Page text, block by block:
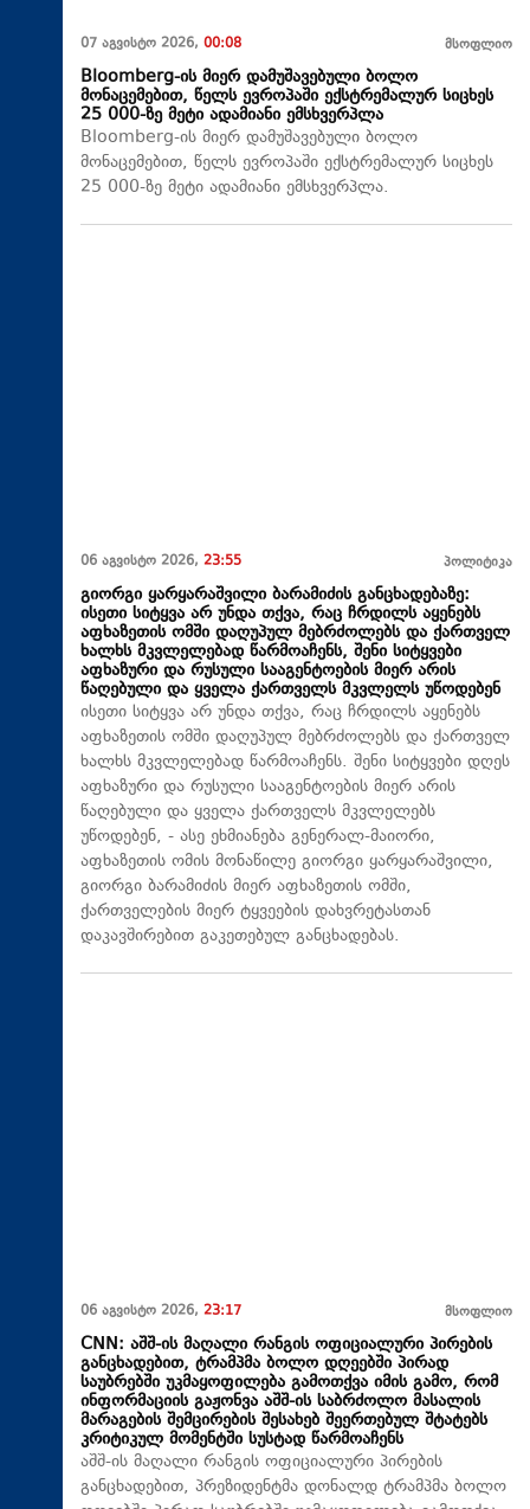
07 აგვისტო 2026, 00:08 მსოფლიო
Bloomberg-ის მიერ დამუშავებული ბოლო
მონაცემებით, წელს ევროპაში ექსტრემალურ სიცხეს
25 000-ზე მეტი ადამიანი ემსხვერპლა
Bloomberg-ის მიერ დამუშავებული ბოლო
მონაცემებით, წელს ევროპაში ექსტრემალურ სიცხეს
25 000-ზე მეტი ადამიანი ემსხვერპლა.
06 აგვისტო 2026, 23:55 პოლიტიკა
გიორგი ყარყარაშვილი ბარამიძის განცხადებაზე:
ისეთი სიტყვა არ უნდა თქვა, რაც ჩრდილს აყენებს
აფხაზეთის ომში დაღუპულ მებრძოლებს და ქართველ
ხალხს მკვლელებად წარმოაჩენს, შენი სიტყვები
აფხაზური და რუსული სააგენტოების მიერ არის
წაღებული და ყველა ქართველს მკვლელს უწოდებენ
ისეთი სიტყვა არ უნდა თქვა, რაც ჩრდილს აყენებს
აფხაზეთის ომში დაღუპულ მებრძოლებს და ქართველ
ხალხს მკვლელებად წარმოაჩენს. შენი სიტყვები დღეს
აფხაზური და რუსული სააგენტოების მიერ არის
წაღებული და ყველა ქართველს მკვლელებს
უწოდებენ, - ასე ეხმიანება გენერალ-მაიორი,
აფხაზეთის ომის მონაწილე გიორგი ყარყარაშვილი,
გიორგი ბარამიძის მიერ აფხაზეთის ომში,
ქართველების მიერ ტყვეების დახვრეტასთან
დაკავშირებით გაკეთებულ განცხადებას.
06 აგვისტო 2026, 23:17 მსოფლიო
CNN: აშშ-ის მაღალი რანგის ოფიციალური პირების
განცხადებით, ტრამპმა ბოლო დღეებში პირად
საუბრებში უკმაყოფილება გამოთქვა იმის გამო, რომ
ინფორმაციის გაჟონვა აშშ-ის საბრძოლო მასალის
მარაგების შემცირების შესახებ შეერთებულ შტატებს
კრიტიკულ მომენტში სუსტად წარმოაჩენს
აშშ-ის მაღალი რანგის ოფიციალური პირების
განცხადებით, პრეზიდენტმა დონალდ ტრამპმა ბოლო